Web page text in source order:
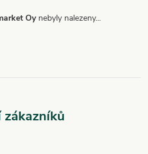
Oynebyly nalezeny...